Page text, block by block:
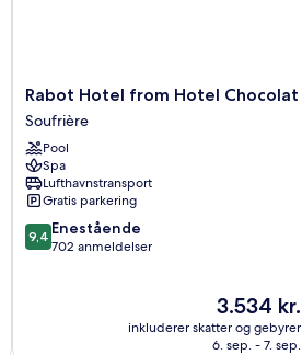
Rabot
Hotel
from
Hotel
Chocolat
Soufrière
Rabot Hotel from Hotel Chocolat
Soufrière
Pool
Spa
Lufthavnstransport
Gratis parkering
9.4
ud
9,4 Enestående
702 anmeldelser
Prisen
er
3.534 kr.
3.534 kr.
inkluderer skatter og gebyrer
6. sep. - 7. sep.